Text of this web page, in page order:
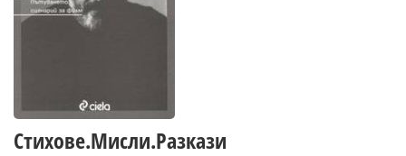
Стихове.Мисли.Разкази